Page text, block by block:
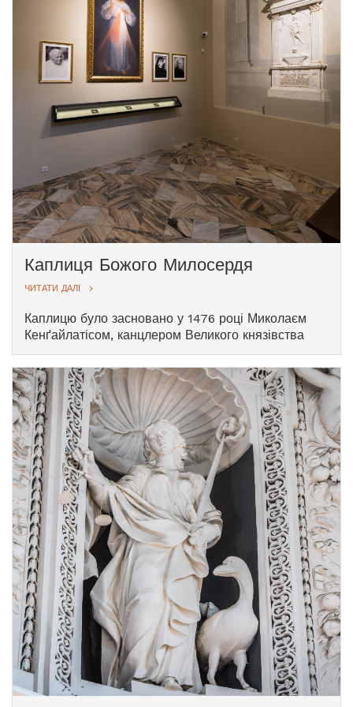
Владислава (1861–1863) роботи Генрика
Дмоховського. У 2021 році було відкрито
відреставрований декор купола з ілюзійним
розписом.
Святий Владислав є покровителем Угорщини та
Вільнюської катедри, з яким пов’язують легенди
про чуда, військові перемоги й зцілення. Разом зі
святим єпископом Станіславом він вважається
покровителем катедри. У різдвяний період у
каплиці влаштовують вертеп.
Каплиця Божого Милосердя
ЧИТАТИ ДАЛІ
Каплицю було засновано у 1476 році Миколаєм
Кенґайлатісом, канцлером Великого князівства
Литовського та воєводою Вільна, представником
роду Кенґайлів. Спочатку вона була посвячена
кільком святим, а з часом набула різних назв,
пов’язаних із меценатами та мистецькими
творами, що в ній зберігалися. Через таку зміну
назв в історіографії її найчастіше називають
Першою каплицею Кенґайлів.
У каплиці збереглися кілька історичних пам’яток:
меморіальні плити, присвячені литовському
шляхтичу Миколаю Залецькому та могилівському
архієпископу-митрополиту Вінценту
Ключинському, а також унікальна плита з
коричневого мармуру, що розповідає легенду про
вільнюських францисканських мучеників.
Після реставрації 2020 року в каплиці
встановлено сучасну менсу з реліквіями святої
Фаустини, блаженного священника Міхала
Сопоцька та святого Івана Павла ІІ, над якою
розміщено образ Ісуса Милосердного.